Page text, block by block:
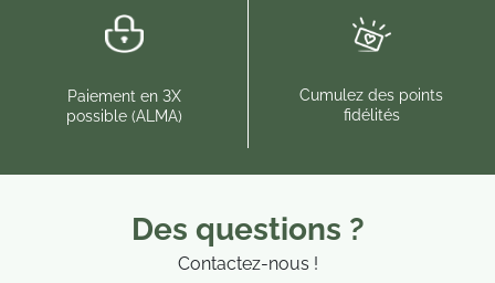
Paiement en 3X
possible (ALMA)
Cumulez des points
fidélités
Des questions ?
Contactez-nous !